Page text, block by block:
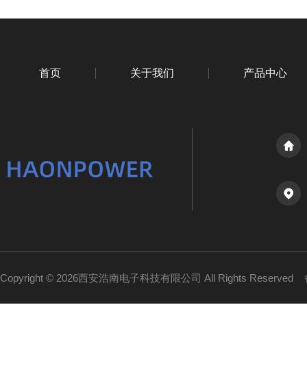
首页 关于我们 产品中心
Copyright © 2026西安浩南电子科技有限公司 All Rights Reserved